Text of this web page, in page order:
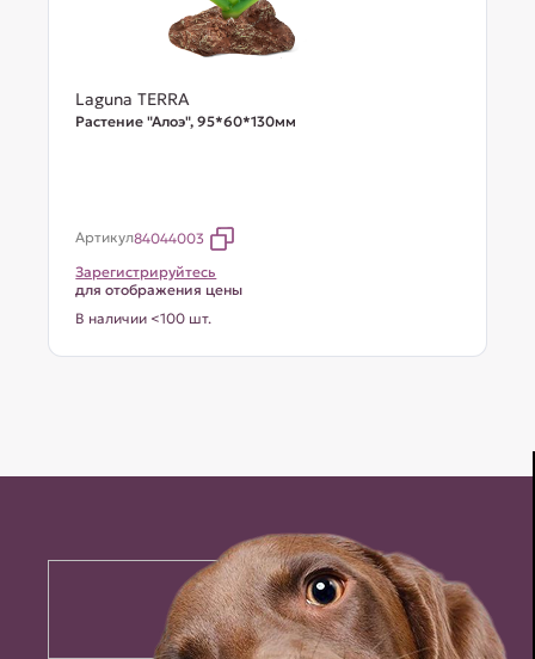
Laguna TERRA
Растение "Алоэ", 95*60*130мм
Артикул84044003
Зарегистрируйтесь
для отображения цены
В наличии <100 шт.